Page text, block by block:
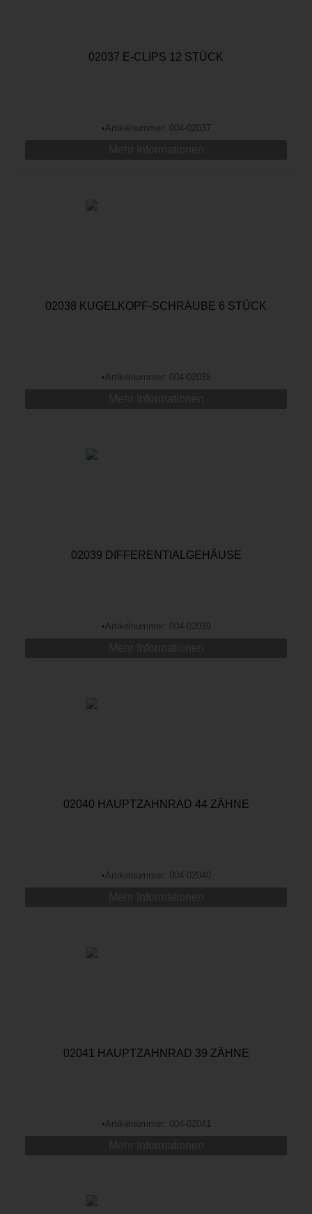
02037 E-CLIPS 12 STÜCK
•Artikelnummer: 004-02037
02038 KUGELKOPF-SCHRAUBE 6 STÜCK
•Artikelnummer: 004-02038
02039 DIFFERENTIALGEHÄUSE
•Artikelnummer: 004-02039
02040 HAUPTZAHNRAD 44 ZÄHNE
•Artikelnummer: 004-02040
02041 HAUPTZAHNRAD 39 ZÄHNE
•Artikelnummer: 004-02041